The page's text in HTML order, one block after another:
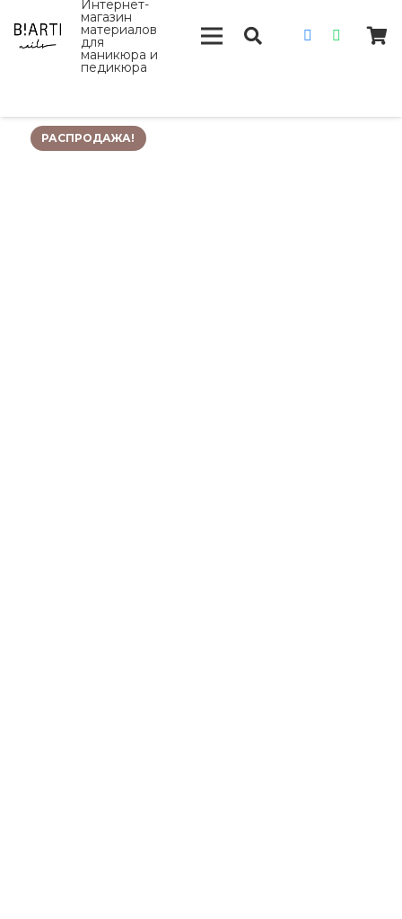
Интернет-
магазин
материалов
для
маникюра и
педикюра
РАСПРОДАЖА!